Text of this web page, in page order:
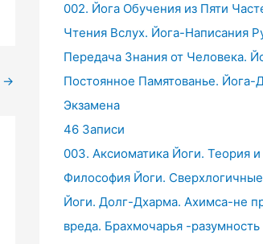
→
002. Йога Обучения из Пяти
Чтения Вслух. Йога-Написания
Передача Знания от Человека.
Постоянное Памятованье. Йога-
Экзамена
46 Записи
003. Аксиоматика Йоги. Теория и
Философия Йоги.
Йоги. Долг-Дхарма. Ахимса-не
вреда. Брахмочарья -разумность